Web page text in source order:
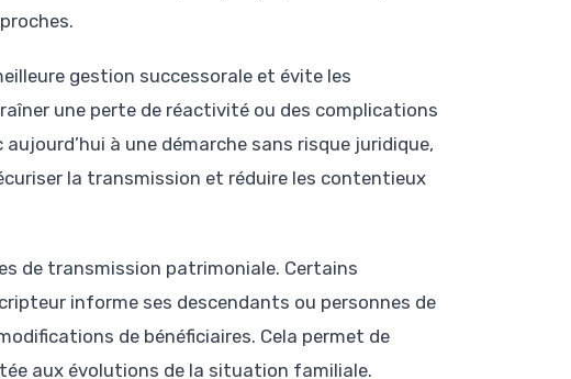
gestion successorale et évite les
une perte de réactivité ou des complications
à une démarche sans risque juridique,
la transmission et réduire les contentieux
de transmission patrimoniale. Certains
informe ses descendants ou personnes de
de bénéficiaires. Cela permet de
aux évolutions de la situation familiale.